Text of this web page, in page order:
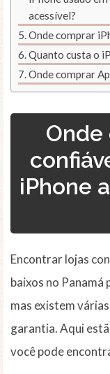
acessível?
Onde comprar
Quanto custa o
Onde comprar
iPhone
Encontrar lojas
baixos no
mas existem
garantia. Aqui
você pode